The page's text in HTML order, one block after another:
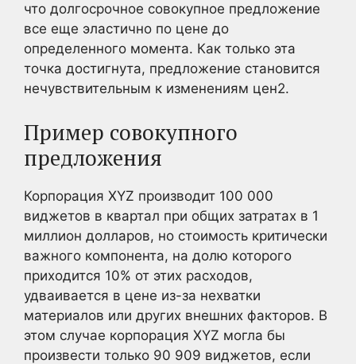
что долгосрочное совокупное предложение
все еще эластично по цене до
определенного момента. Как только эта
точка достигнута, предложение становится
нечувствительным к изменениям цен2.
Пример совокупного
предложения
Корпорация XYZ производит 100 000
виджетов в квартал при общих затратах в 1
миллион долларов, но стоимость критически
важного компонента, на долю которого
приходится 10% от этих расходов,
удваивается в цене из-за нехватки
материалов или других внешних факторов. В
этом случае корпорация XYZ могла бы
произвести только 90 909 виджетов, если